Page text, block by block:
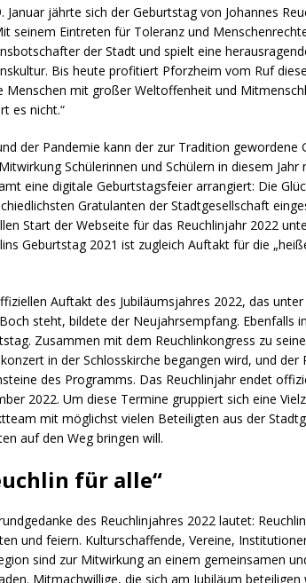
Januar jährte sich der Geburtstag von Johannes
seinem Eintreten für Toleranz und
der Stadt und spielt eine
Bis heute profitiert Pforzheim vom Ruf
Menschen mit großer Weltoffenheit und
es nicht.“
der Pandemie kann der zur Tradition
Schülerinnen und Schülern in diesem
eine digitale Geburtstagsfeier arrangiert: Die
Gratulanten der Stadtgesellschaft
Start der Webseite für das Reuchlinjahr 2022
Geburtstag 2021 ist zugleich Auftakt für die
Auftakt des Jubiläumsjahres 2022, das
steht, bildete der Neujahrsempfang. Ebenfalls
Zusammen mit dem Reuchlinkongress zu
in der Schlosskirche begangen wird, und der
des Programms. Das Reuchlinjahr endet
2022. Um diese Termine gruppiert sich eine
mit möglichst vielen Beteiligten aus der
auf den Weg bringen will.
für alle“
des Reuchlinjahres 2022 lautet:
und feiern. Kulturschaffende, Vereine,
sind zur Mitwirkung an einem gemeinsamen
Mitmachwillige, die sich am Jubiläum